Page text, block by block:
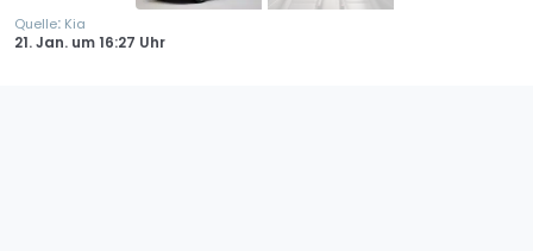
Quelle: Kia
21. Jan. um16:27 Uhr